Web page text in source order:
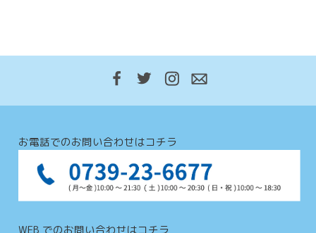
お電話でのお問い合わせはコチラ
WEB でのお問い合わせはコチラ